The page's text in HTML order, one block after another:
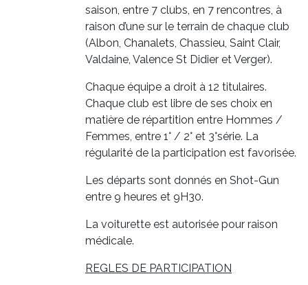
saison, entre 7 clubs, en 7 rencontres, à
raison d’une sur le terrain de chaque club
(Albon, Chanalets, Chassieu, Saint Clair,
Valdaine, Valence St Didier et Verger).
Chaque équipe a droit à 12 titulaires.
Chaque club est libre de ses choix en
matière de répartition entre Hommes /
Femmes, entre 1° / 2° et 3°série. La
régularité de la participation est favorisée.
Les départs sont donnés en Shot-Gun
entre 9 heures et 9H30.
La voiturette est autorisée pour raison
médicale.
REGLES DE PARTICIPATION